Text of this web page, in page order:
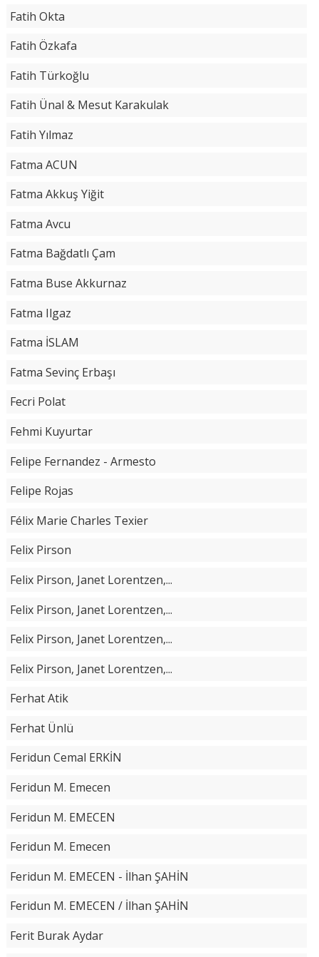
Fatih Okta
Fatih Özkafa
Fatih Türkoğlu
Fatih Ünal & Mesut Karakulak
Fatih Yılmaz
Fatma ACUN
Fatma Akkuş Yiğit
Fatma Avcu
Fatma Bağdatlı Çam
Fatma Buse Akkurnaz
Fatma Ilgaz
Fatma İSLAM
Fatma Sevinç Erbaşı
Fecri Polat
Fehmi Kuyurtar
Felipe Fernandez - Armesto
Felipe Rojas
Félix Marie Charles Texier
Felix Pirson
Felix Pirson, Janet Lorentzen,...
Felix Pirson, Janet Lorentzen,...
Felix Pirson, Janet Lorentzen,...
Felix Pirson, Janet Lorentzen,...
Ferhat Atik
Ferhat Ünlü
Feridun Cemal ERKİN
Feridun M. Emecen
Feridun M. EMECEN
Feridun M. Emecen
Feridun M. EMECEN - İlhan ŞAHİN
Feridun M. EMECEN / İlhan ŞAHİN
Ferit Burak Aydar